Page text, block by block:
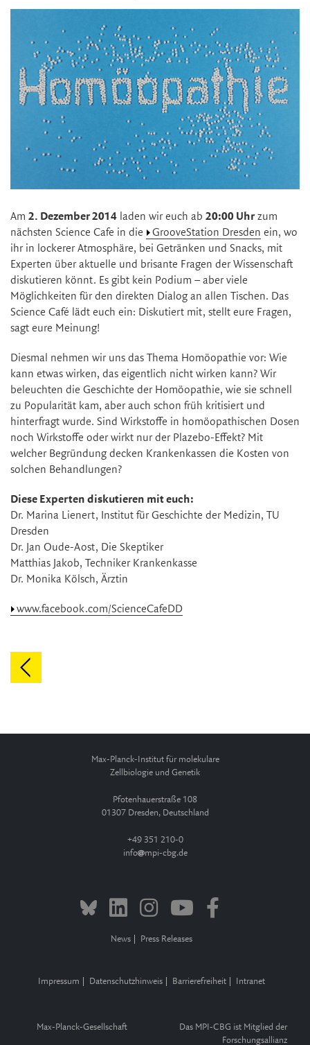
Am 2. Dezember 2014 laden wir euch ab 20:00 Uhrzum
nächsten Science Cafe in die
GrooveStation Dresden ein, wo
ihr in lockerer Atmosphäre, bei Getränken und Snacks, mit
Experten über aktuelle und brisante Fragen der Wissenschaft
diskutieren könnt. Es gibt kein Podium – aber viele
Möglichkeiten für den direkten Dialog an allen Tischen. Das
Science Café lädt euch ein: Diskutiert mit, stellt eure Fragen,
sagt eure Meinung!
Diesmal nehmen wir uns das Thema Homöopathie vor: Wie
kann etwas wirken, das eigentlich nicht wirken kann? Wir
beleuchten die Geschichte der Homöopathie, wie sie schnell
zu Popularität kam, aber auch schon früh kritisiert und
hinterfragt wurde. Sind Wirkstoffe in homöopathischen Dosen
noch Wirkstoffe oder wirkt nur der Plazebo-Effekt? Mit
welcher Begründung decken Krankenkassen die Kosten von
solchen Behandlungen?
Diese Experten diskutieren mit euch:
Dr. Marina Lienert, Institut für Geschichte der Medizin, TU
Dresden
Dr. Jan Oude-Aost, Die Skeptiker
Matthias Jakob, Techniker Krankenkasse
Dr. Monika Kölsch, Ärztin
www.facebook.com/ScienceCafeDD
Max-Planck-Institut für molekulare
Zellbiologie und Genetik
Pfotenhauerstraße 108
01307 Dresden, Deutschland
+49 351 210-0
info
mpi-cbg.de
News Press Releases
Impressum Datenschutzhinweis Barrierefreiheit Intranet
Max-Planck-Gesellschaft
Das MPI-CBG ist Mitglied der
Forschungsallianz